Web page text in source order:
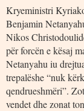
Kryeministri
Benjamin
Nikos
për forcën e kësaj
Netanyahu iu
trepalëshe “nuk
qendrueshmëri”.
vendet dhe zonat